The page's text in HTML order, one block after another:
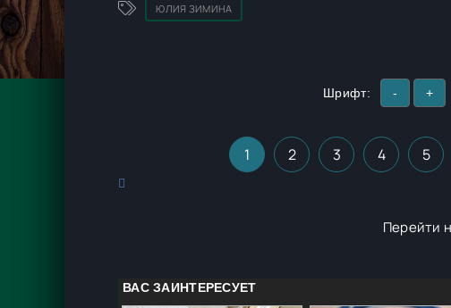
ЮЛИЯ ЗИМИНА
Шрифт: - +
1 2 3 4 5
Перейти